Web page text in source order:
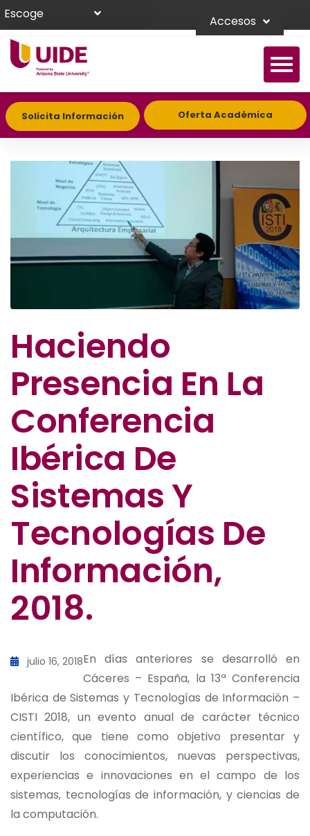
Escoge Accesos
Solicita Información Oferta Académica
Haciendo
Presencia En La
Conferencia
Ibérica De
Sistemas Y
Tecnologías De
Información,
2018.
julio 16, 2018En días anteriores se desarrolló en
Cáceres – España, la 13ª Conferencia
Ibérica de Sistemas y Tecnologías de Información –
CISTI 2018, un evento anual de carácter técnico
científico, que tiene como objetivo presentar y
discutir los conocimientos, nuevas perspectivas,
experiencias e innovaciones en el campo de los
sistemas, tecnologías de información, y ciencias de
la computación.